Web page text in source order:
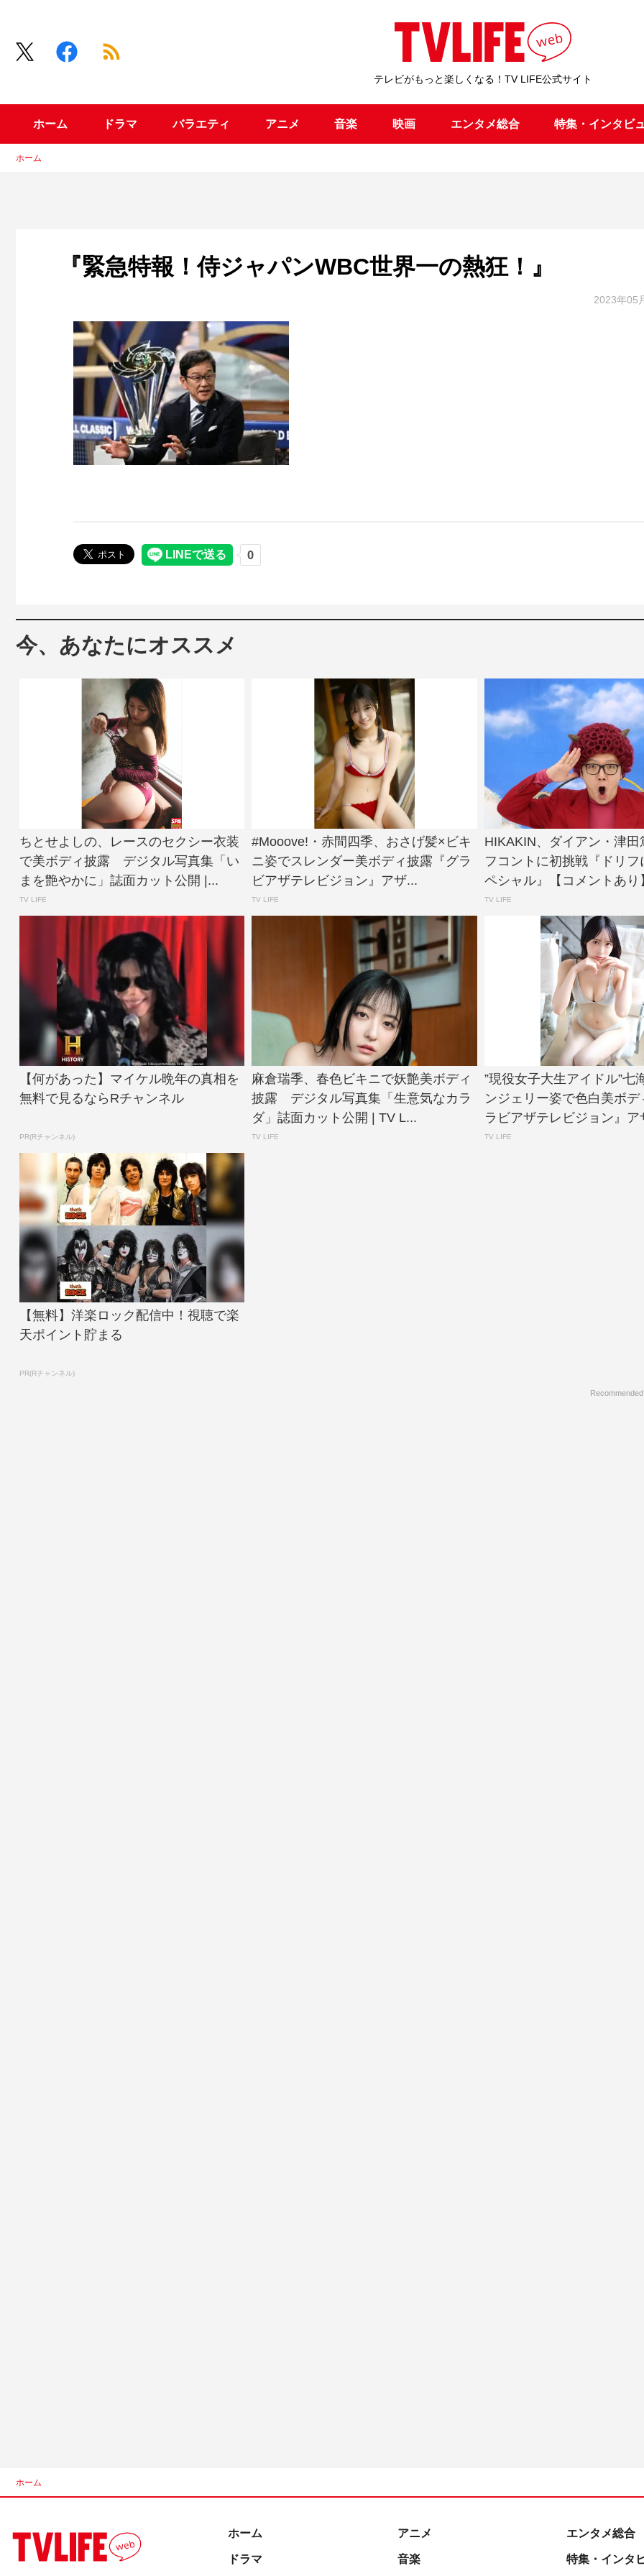
テレビがもっと楽しくなる！TV LIFE公式サイト
ホーム ドラマ バラエティ アニメ 音楽 映画 エンタメ総合 特集・インタビ
ホーム
『緊急特報！侍ジャパンWBC世界一の熱狂！』
2023年05
今、あなたにオススメ
ちとせよしの、レースのセクシー衣装
で美ボディ披露 デジタル写真集「い
まを艶やかに」誌面カット公開 |...
TV LIFE
#Mooove!・赤間四季、おさげ髪×ビキ
ニ姿でスレンダー美ボディ披露『グラ
ビアザテレビジョン』アザ...
TV LIFE
HIKAKIN、ダイアン・津田
フコントに初挑戦『ドリフ
ペシャル』【コメントあり
TV LIFE
【何があった】マイケル晩年の真相を
無料で見るならRチャンネル
PR(Rチャンネル)
麻倉瑞季、春色ビキニで妖艶美ボディ
披露 デジタル写真集「生意気なカラ
ダ」誌面カット公開 | TV L...
TV LIFE
”現役女子大生アイドル”七
ンジェリー姿で色白美ボデ
ラビアザテレビジョン』ア
TV LIFE
【無料】洋楽ロック配信中！視聴で楽
天ポイント貯まる
PR(Rチャンネル)
ホーム
ホーム
ドラマ
アニメ
音楽
エンタメ総合
特集・インタ